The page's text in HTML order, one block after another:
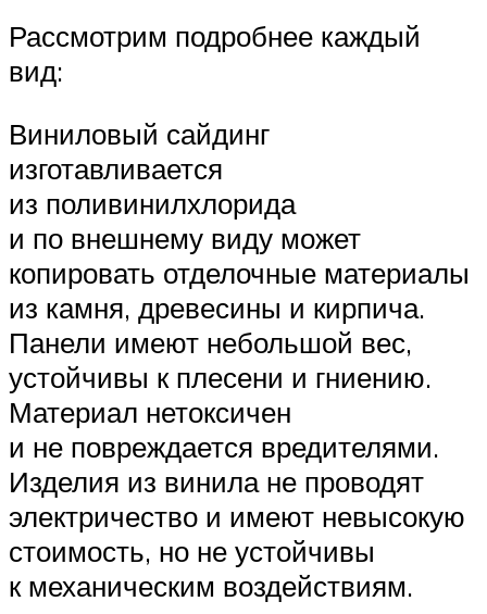
Рассмотрим подробнее каждый
вид:
Виниловый сайдинг
изготавливается
из поливинилхлорида
и по внешнему виду может
копировать отделочные материалы
из камня, древесины и кирпича.
Панели имеют небольшой вес,
устойчивы к плесени и гниению.
Материал нетоксичен
и не повреждается вредителями.
Изделия из винила не проводят
электричество и имеют невысокую
стоимость, но не устойчивы
к механическим воздействиям.